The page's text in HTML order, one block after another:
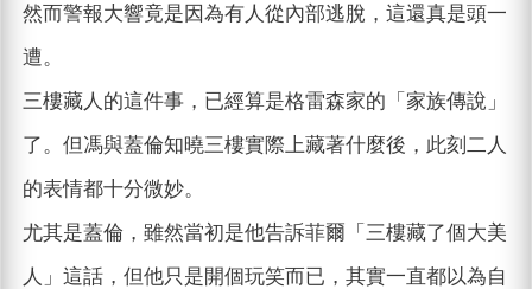
然而警報大響竟是因為有人從內部逃脫，這還真是頭一
遭。
三樓藏人的這件事，已經算是格雷森家的「家族傳說」
了。但馮與蓋倫知曉三樓實際上藏著什麼後，此刻二人
的表情都十分微妙。
尤其是蓋倫，雖然當初是他告訴菲爾「三樓藏了個大美
人」這話，但他只是開個玩笑而已，其實一直都以為自